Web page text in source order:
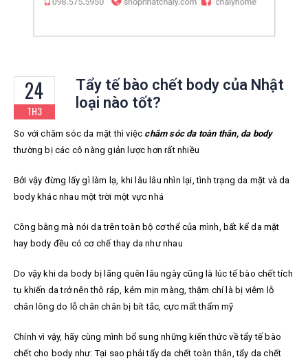
24
TH3
Tẩy tế bào chết body của Nhật
loại nào tốt?
So với chăm sóc da mặt thì việc chăm sóc da toàn thân, da body
thường bị các cô nàng giản lược hơn rất nhiều
Bởi vậy đừng lấy gì làm lạ, khi lâu lâu nhìn lại, tình trạng da mặt và da
body khác nhau một trời một vực nhá
Công bằng mà nói da trên toàn bộ cơ thể của mình, bất kể da mặt
hay body đều có cơ chế thay da như nhau
Do vậy khi da body bị lãng quên lâu ngày cũng là lúc tế bào chết tích
tụ khiến da trở nên thô ráp, kém mịn màng, thậm chí là bị viêm lỗ
chân lông do lỗ chân chân bị bít tắc, cực mất thẩm mỹ
Chính vì vậy, hãy cùng mình bổ sung những kiến thức về tẩy tế bào
chết cho body như: Tại sao phải tẩy da chết toàn thân, tẩy da chết